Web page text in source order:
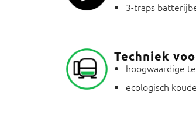
3-traps
Techniek
hoogwaardige
ecologisch